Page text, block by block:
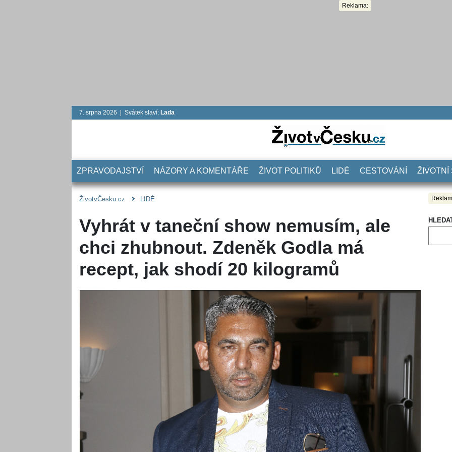
Reklama:
7. srpna 2026 | Svátek slaví: Lada
ZPRAVODAJSTVÍ NÁZORY A KOMENTÁŘE ŽIVOT POLITIKŮ LIDÉ CESTOVÁNÍ ŽIVOTNÍ
ŽivotvČesku.cz LIDÉ
Vyhrát v taneční show nemusím, ale
chci zhubnout. Zdeněk Godla má
recept, jak shodí 20 kilogramů